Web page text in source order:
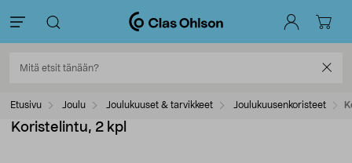
Etusivu Joulu Joulukuuset & tarvikkeet Joulukuusenkoristeet
Koristelintu, 2 kpl